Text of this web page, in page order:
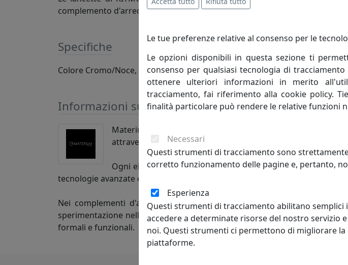
complemento d'arredo adatto a molteplici contesti di interior design.
Specifiche
Colore Cromo/Noce, manifattura italiana e meccanica tedesca
Informazioni sul brand
Materium nasce dall'idea di reinterpretare con stile ed
attraverso la valorizzazione e l'espressività dei materiali.
Ogni elemento è basato sull'uso di materiali naturali di
tecnologie avanzate e si avvale della collaborazione di artigiani altamente
Nei complementi d'arredo MATERIUM è evidente la passione per il
sperimentazione nell'utilizzo di differenti tipologie di materiali fatti
formali e funzionali.
Le tue preferenze relative al consenso per le
Le opzioni disponibili in questa sezione ti
consenso per qualsiasi tecnologia di
ottenere ulteriori informazioni in merito
tracciamento, fai riferimento alla cookie policy.
finalità particolare può rendere le relative funzioni
Necessari
Questi strumenti di tracciamento sono
corretto funzionamento delle pagine e, pertanto,
Esperienza
Questi strumenti di tracciamento abilitano
accedere a determinate risorse del nostro servizio
noi. Questi strumenti ci permettono di migliorare
piattaforme.